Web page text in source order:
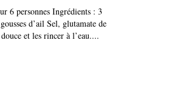
6 personnes Ingrédients : 3
d’ail Sel, glutamate de
et les rincer à l’eau....